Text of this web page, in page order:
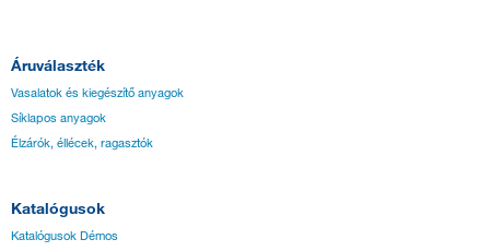
Áruválaszték
Vasalatok és kiegészítő anyagok
Síklapos anyagok
Élzárók, éllécek, ragasztók
Katalógusok
Katalógusok Démos